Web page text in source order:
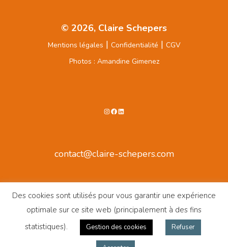
© 2026, Claire Schepers
Mentions légales | Confidentialité | CGV
Photos : Amandine Gimenez
Instagram
Facebook
LinkedIn
contact@claire-schepers.com
Des cookies sont utilisés pour vous garantir une expérience
optimale sur ce site web (principalement à des fins
statistiques).
Gestion des cookies Refuser